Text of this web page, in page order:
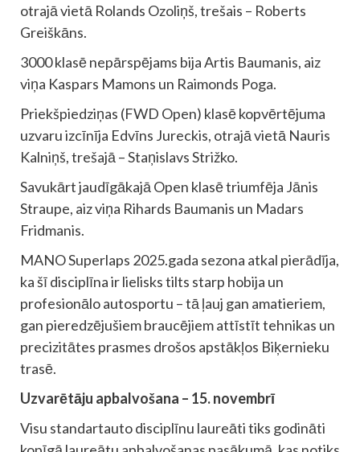
otrajā vietā Rolands Ozoliņš, trešais – Roberts
Greiškāns.
3000 klasē nepārspējams bija Artis Baumanis, aiz
viņa Kaspars Mamons un Raimonds Poga.
Priekšpiedziņas (FWD Open) klasē kopvērtējuma
uzvaru izcīnīja Edvīns Jureckis, otrajā vietā Nauris
Kalniņš, trešajā – Staņislavs Strižko.
Savukārt jaudīgākajā Open klasē triumfēja Jānis
Straupe, aiz viņa Rihards Baumanis un Madars
Fridmanis.
MANO Superlaps 2025.gada sezona atkal pierādīja,
ka šī disciplīna ir lielisks tilts starp hobija un
profesionālo autosportu – tā ļauj gan amatieriem,
gan pieredzējušiem braucējiem attīstīt tehnikas un
precizitātes prasmes drošos apstākļos Biķernieku
trasē.
Uzvarētāju apbalvošana – 15. novembrī
Visu standartauto disciplīnu laureāti tiks godināti